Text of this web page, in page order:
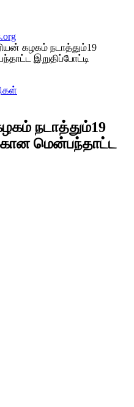
கழகம் நடாத்தும்19
இறுதிப்போட்டி
நடாத்தும்19
மென்பந்தாட்ட